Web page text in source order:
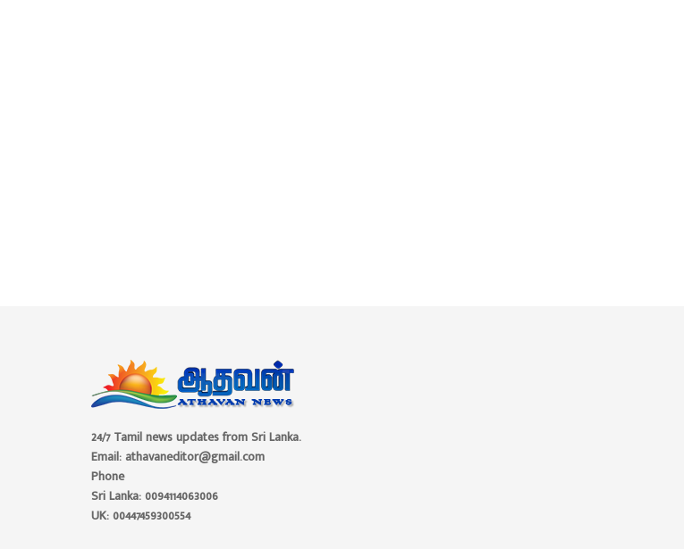
24/7 Tamil news updates from Sri Lanka.
Email: athavaneditor@gmail.com
Phone
Sri Lanka: 0094114063006
UK: 00447459300554